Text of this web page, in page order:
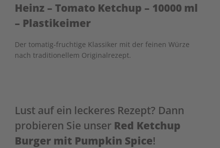
Heinz – Tomato Ketchup – 10000 ml
– Plastikeimer
Der tomatig-fruchtige Klassiker mit der feinen Würze
nach traditionellem Originalrezept.
Lust auf ein leckeres Rezept? Dann
probieren Sie unser Red Ketchup
Burger mit Pumpkin Spice!